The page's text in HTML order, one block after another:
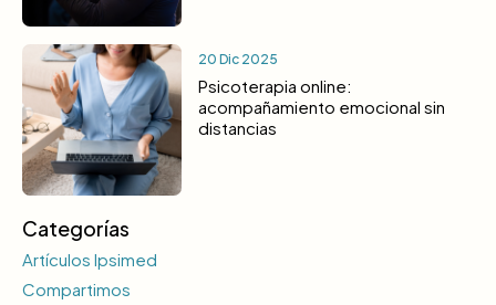
20 Dic 2025
Psicoterapia online:
acompañamiento emocional sin
distancias
Categorías
Artículos Ipsimed
Compartimos